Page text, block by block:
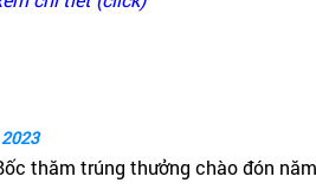
thăm trúng thưởng chào đón